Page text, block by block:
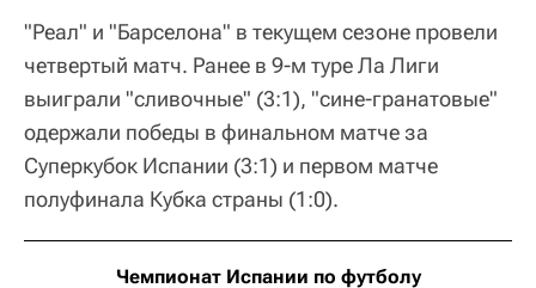
"Реал" и "Барселона" в текущем сезоне провели
четвертый матч. Ранее в 9-м туре Ла Лиги
выиграли "сливочные" (3:1), "сине-гранатовые"
одержали победы в финальном матче за
Суперкубок Испании (3:1) и первом матче
полуфинала Кубка страны (1:0).
Чемпионат Испании по футболу